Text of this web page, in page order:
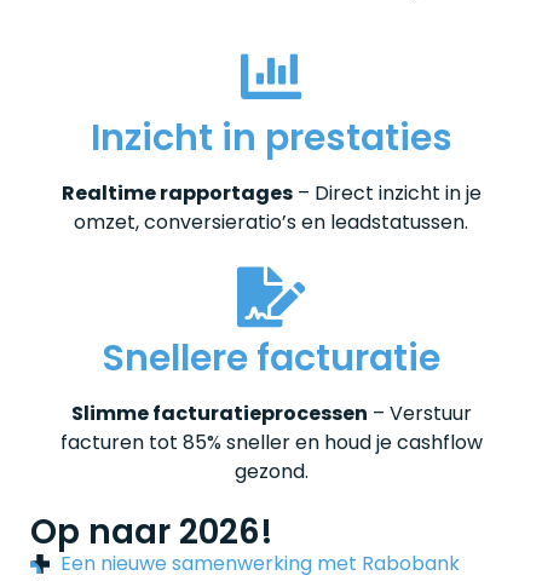
Inzicht in prestaties
Realtime rapportages– Direct inzicht in je
omzet, conversieratio’s en leadstatussen.
Snellere facturatie
Slimme facturatieprocessen – Verstuur
facturen tot 85% sneller en houd je cashflow
gezond.
Op naar 2026!
Een nieuwe samenwerking met Rabobank